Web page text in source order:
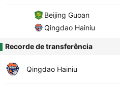
Beijing Guoan
Qingdao Hainiu
Recorde de transferência
Qingdao Hainiu